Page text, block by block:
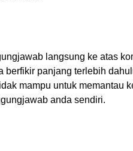
langsung ke atas
berfikir panjang terlebih
mampu untuk memantau
anda sendiri.